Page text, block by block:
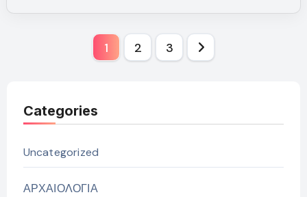
Σελιδοποίηση
1 2 3
Categories
Uncategorized
ΑΡΧΑΙΟΛΟΓΙΑ